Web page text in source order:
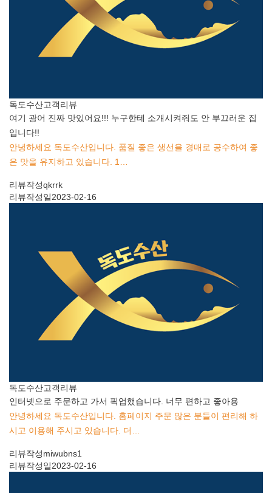
독도수산고객리뷰
여기 광어 진짜 맛있어요!!! 누구한테 소개시켜줘도 안 부끄러운 집
입니다!!
안녕하세요 독도수산입니다. 품질 좋은 생선을 경매로 공수하여 좋
은 맛을 유지하고 있습니다. 1…
리뷰작성qkrrk
리뷰작성일2023-02-16
독도수산고객리뷰
인터넷으로 주문하고 가서 픽업했습니다. 너무 편하고 좋아용
안녕하세요 독도수산입니다. 홈페이지 주문 많은 분들이 편리해 하
시고 이용해 주시고 있습니다. 더…
리뷰작성miwubns1
리뷰작성일2023-02-16